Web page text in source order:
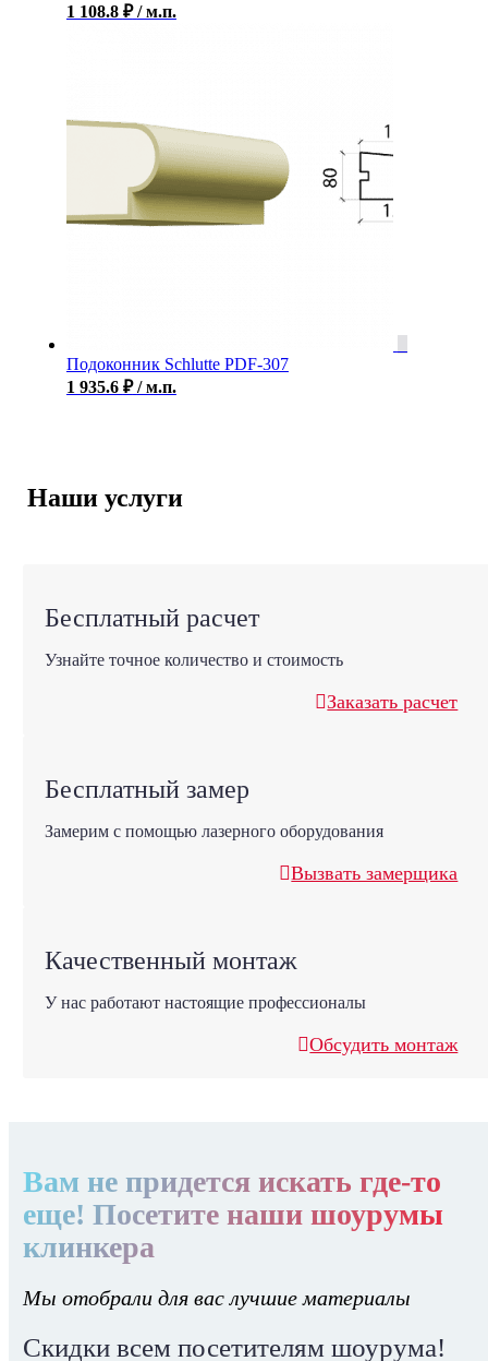
1 108.8 ₽ / м.п.
Подоконник Schlutte PDF-307
1 935.6 ₽ / м.п.
Наши услуги
Бесплатный расчет
Узнайте точное количество и стоимость
Заказать расчет
Бесплатный замер
Замерим с помощью лазерного оборудования
Вызвать замерщика
Качественный монтаж
У нас работают настоящие профессионалы
Обсудить монтаж
Вам не придется искать где-то
еще! Посетите наши шоурумы
клинкера
Мы отобрали для вас лучшие материалы
Скидки всем посетителям шоурума!